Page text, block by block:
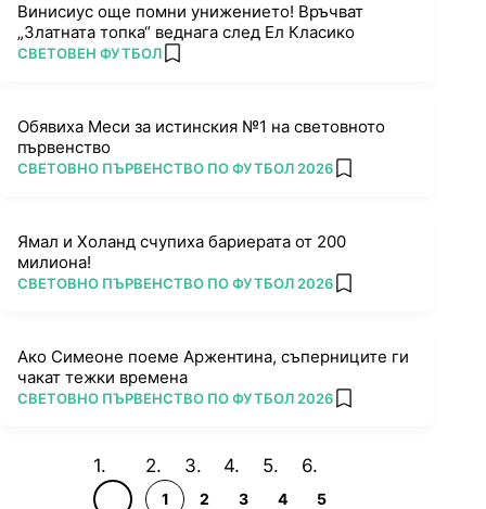
Винисиус още помни унижението! Връчват
„Златната топка“ веднага след Ел Класико
ПОВЕЧЕ ОТ
СВЕТОВЕН ФУТБОЛ add favorites
Обявиха Меси за истинския №1 на световното
първенство
ПОВЕЧЕ ОТ
СВЕТОВНО ПЪРВЕНСТВО ПО ФУТБОЛ 2026 add favorites
Ямал и Холанд счупиха бариерата от 200
милиона!
ПОВЕЧЕ ОТ
СВЕТОВНО ПЪРВЕНСТВО ПО ФУТБОЛ 2026 add favorites
Ако Симеоне поеме Аржентина, съперниците ги
чакат тежки времена
ПОВЕЧЕ ОТ
СВЕТОВНО ПЪРВЕНСТВО ПО ФУТБОЛ 2026 add favorites
1 2 3 4 5